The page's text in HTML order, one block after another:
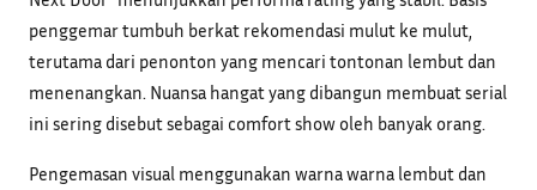
penggemar tumbuh berkat rekomendasi mulut ke mulut,
terutama dari penonton yang mencari tontonan lembut dan
menenangkan. Nuansa hangat yang dibangun membuat serial
ini sering disebut sebagai comfort show oleh banyak orang.
Pengemasan visual menggunakan warna warna lembut dan